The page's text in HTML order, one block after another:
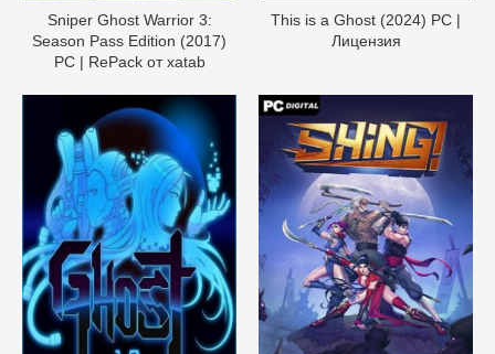
Sniper Ghost Warrior 3:
Season Pass Edition (2017)
PC | RePack от xatab
This is a Ghost (2024) PC |
Лицензия